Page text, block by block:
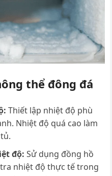
thể đông đá
Thiết lập nhiệt độ phù
Nhiệt độ quá cao làm
độ:Sử dụng đồng hồ
nhiệt độ thực tế trong